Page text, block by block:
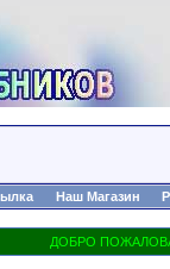
Наш Магазин